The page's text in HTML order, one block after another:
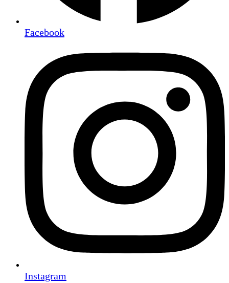
Facebook
Instagram